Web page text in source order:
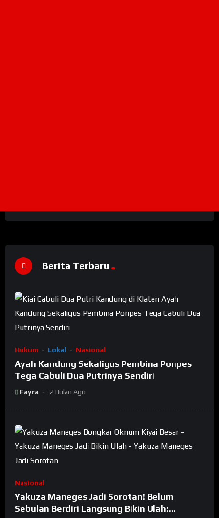
Berita Terbaru
Hukum Lokal Nasional
Ayah Kandung Sekaligus Pembina Ponpes
Tega Cabuli Dua Putrinya Sendiri
Fayra 2 Bulan Ago
Nasional
Yakuza Maneges Jadi Sorotan! Belum
Sebulan Berdiri Langsung Bikin Ulah: